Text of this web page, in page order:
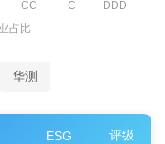
华测
ESG 评级